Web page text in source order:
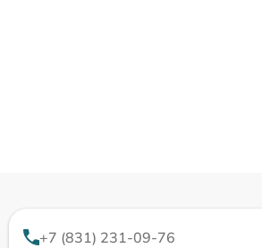
+7 (831) 231-09-76